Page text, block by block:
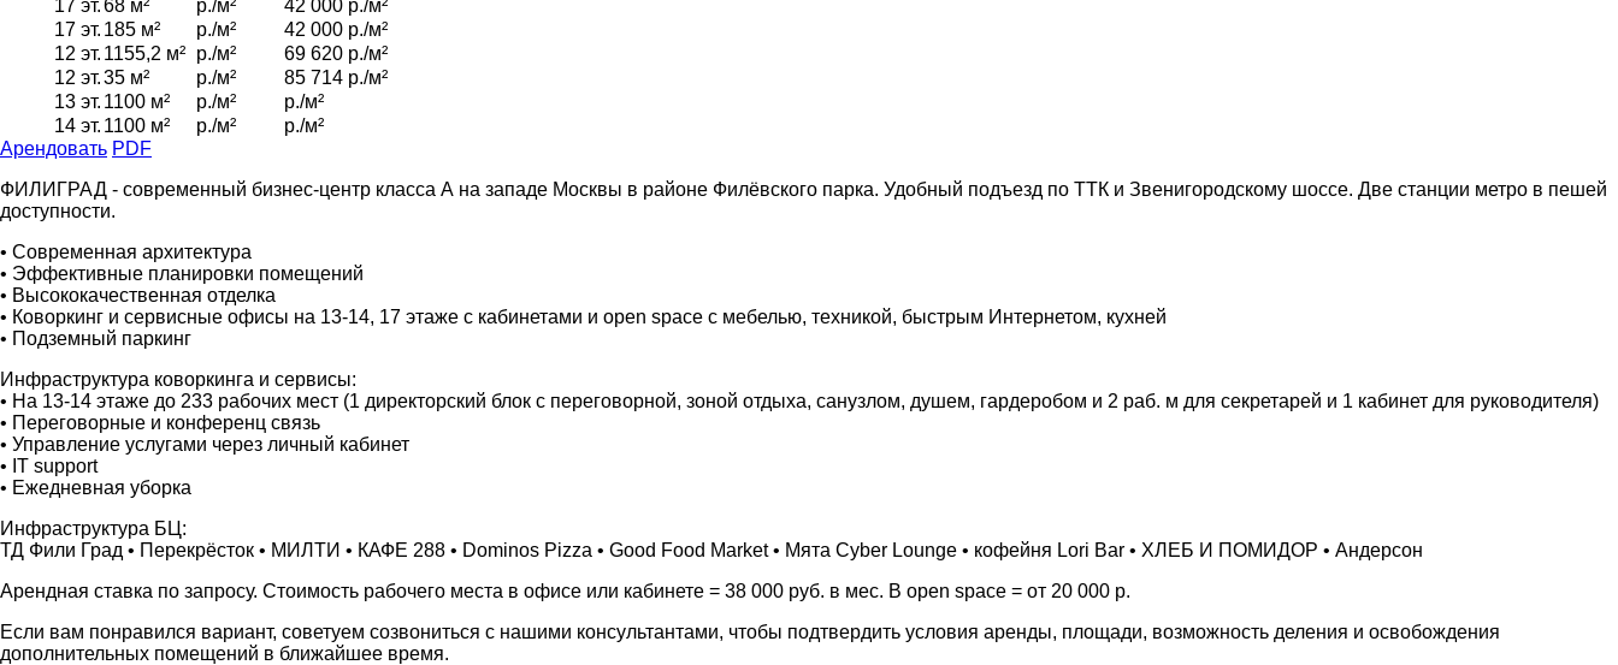
17 эт.68 м² р./м²
42 000 р./м²
17 эт. 185 м² р./м²
42 000 р./м²
12 эт. 1155,2 м² р./м²
69 620 р./м²
12 эт.35 м² р./м²
85 714 р./м²
13 эт. 1100 м² р./м²
р./м²
14 эт. 1100 м² р./м²
р./м²
Арендовать PDF
ФИЛИГРАД - современный бизнес-центр класса А на западе Москвы в районе Филёвского парка. Удобный подъезд по ТТК и Звенигородскому шоссе. Две станции метро в пешей
доступности.
• Современная архитектура
• Эффективные планировки помещений
• Высококачественная отделка
• Коворкинг и сервисные офисы на 13-14, 17 этаже с кабинетами и open space с мебелью, техникой, быстрым Интернетом, кухней
• Подземный паркинг
Инфраструктура коворкинга и сервисы:
• На 13-14 этаже до 233 рабочих мест (1 директорский блок с переговорной, зоной отдыха, санузлом, душем, гардеробом и 2 раб. м для секретарей и 1 кабинет для руководителя)
• Переговорные и конференц связь
• Управление услугами через личный кабинет
• IT support
• Ежедневная уборка
Инфраструктура БЦ:
ТД Фили Град • Перекрёсток • МИЛТИ • КАФЕ 288 • Dominos Pizza • Good Food Market • Мята Cyber Lounge • кофейня Lori Bar • ХЛЕБ И ПОМИДОР • Андерсон
Арендная ставка по запросу. Стоимость рабочего места в офисе или кабинете = 38 000 руб. в мес. В open space = от 20 000 р.
Если вам понравился вариант, советуем созвониться с нашими консультантами, чтобы подтвердить условия аренды, площади, возможность деления и освобождения
дополнительных помещений в ближайшее время.